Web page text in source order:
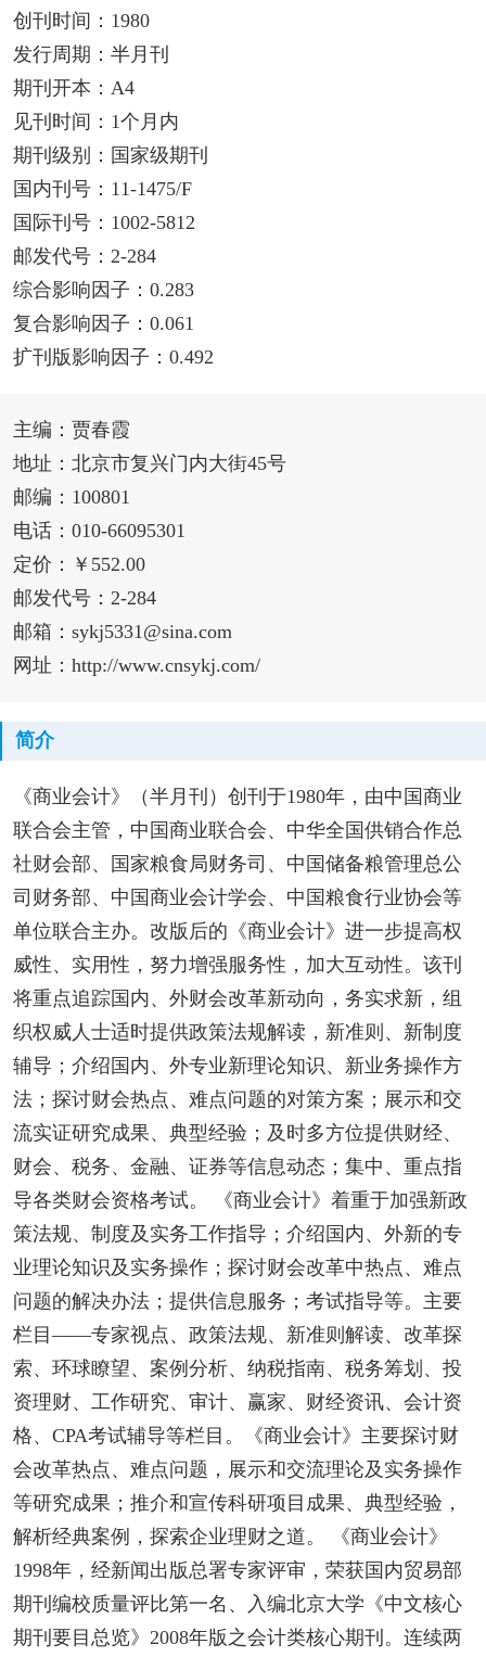
创刊时间：1980
发行周期：半月刊
期刊开本：A4
见刊时间：1个月内
期刊级别：国家级期刊
国内刊号：11-1475/F
国际刊号：1002-5812
邮发代号：2-284
综合影响因子：0.283
复合影响因子：0.061
扩刊版影响因子：0.492
主编：贾春霞
地址：北京市复兴门内大街45号
邮编：100801
电话：010-66095301
定价：￥552.00
邮发代号：2-284
邮箱：sykj5331@sina.com
网址：http://www.cnsykj.com/
简介
《商业会计》（半月刊）创刊于1980年，由中国商业
联合会主管，中国商业联合会、中华全国供销合作总
社财会部、国家粮食局财务司、中国储备粮管理总公
司财务部、中国商业会计学会、中国粮食行业协会等
单位联合主办。改版后的《商业会计》进一步提高权
威性、实用性，努力增强服务性，加大互动性。该刊
将重点追踪国内、外财会改革新动向，务实求新，组
织权威人士适时提供政策法规解读，新准则、新制度
辅导；介绍国内、外专业新理论知识、新业务操作方
法；探讨财会热点、难点问题的对策方案；展示和交
流实证研究成果、典型经验；及时多方位提供财经、
财会、税务、金融、证券等信息动态；集中、重点指
导各类财会资格考试。 《商业会计》着重于加强新政
策法规、制度及实务工作指导；介绍国内、外新的专
业理论知识及实务操作；探讨财会改革中热点、难点
问题的解决办法；提供信息服务；考试指导等。主要
栏目――专家视点、政策法规、新准则解读、改革探
索、环球瞭望、案例分析、纳税指南、税务筹划、投
资理财、工作研究、审计、赢家、财经资讯、会计资
格、CPA考试辅导等栏目。《商业会计》主要探讨财
会改革热点、难点问题，展示和交流理论及实务操作
等研究成果；推介和宣传科研项目成果、典型经验，
解析经典案例，探索企业理财之道。 《商业会计》
1998年，经新闻出版总署专家评审，荣获国内贸易部
期刊编校质量评比第一名、入编北京大学《中文核心
期刊要目总览》2008年版之会计类核心期刊。连续两